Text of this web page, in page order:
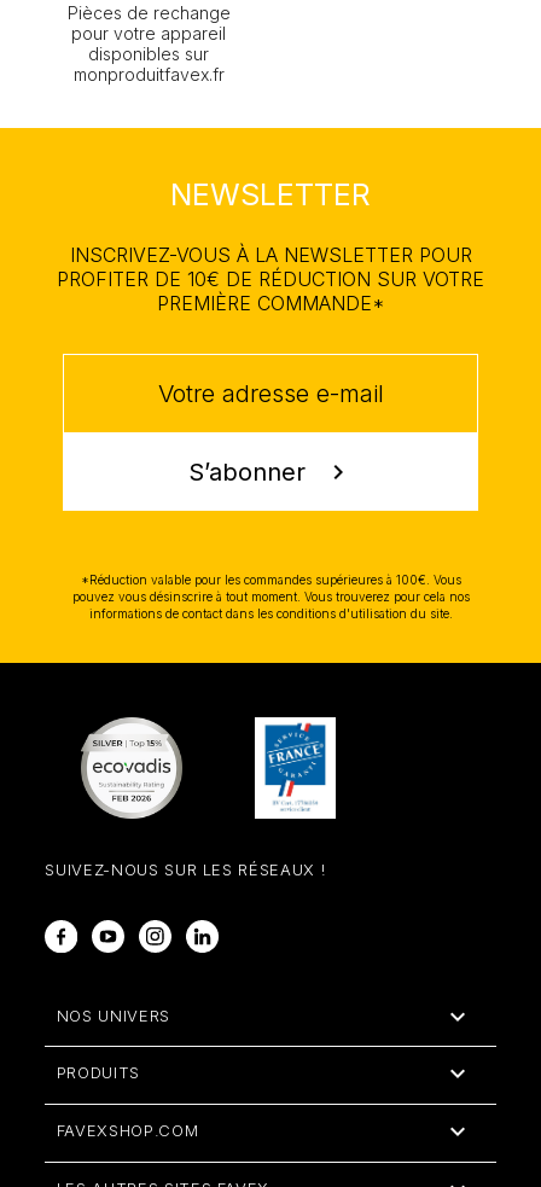
Pièces de rechange
pour votre appareil
disponibles sur
monproduitfavex.fr
NEWSLETTER
INSCRIVEZ-VOUS À LA NEWSLETTER POUR
PROFITER DE 10€ DE RÉDUCTION SUR VOTRE
PREMIÈRE COMMANDE*
S’abonner chevron_right
*Réduction valable pour les commandes supérieures à 100€. Vous
pouvez vous désinscrire à tout moment. Vous trouverez pour cela nos
informations de contact dans les conditions d'utilisation du site.
NOS UNIVERS 
PRODUITS 
FAVEXSHOP.COM 
SUIVEZ-NOUS SUR LES RÉSEAUX !
FacebookYouTubeInstagram